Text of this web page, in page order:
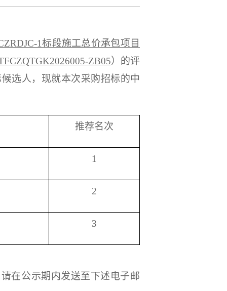
1标段施工总价承包项目
ZB05）的评
选人，现就本次采购招标的中
推荐名次
1
2
3
在公示期内发送至下述电子邮